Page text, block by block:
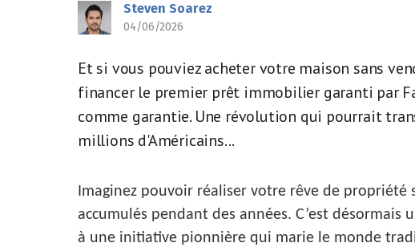
Steven Soarez
04/06/2026
Et si vous pouviez acheter votre maison sans
financer le premier prêt immobilier garanti par
comme garantie. Une révolution qui pourrait
millions d'Américains...
Imaginez pouvoir réaliser votre rêve de propriété
accumulés pendant des années. C’est désormais
à une initiative pionnière qui marie le monde